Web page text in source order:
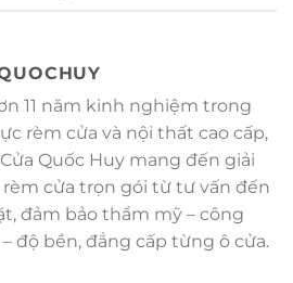
11 năm kinh nghiệm trong
rèm cửa và nội thất cao cấp,
Quốc Huy mang đến giải
rèm cửa trọn gói từ tư vấn đến
đảm bảo thẩm mỹ – công
độ bền, đẳng cấp từng ô cửa.